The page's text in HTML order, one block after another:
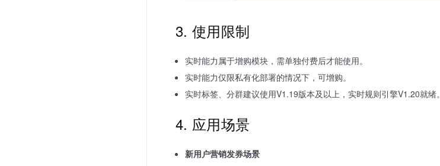
3. 使用限制
实时能力属于增购模块，需单独付费后才能使用。
实时能力仅限私有化部署的情况下，可增购。
实时标签、分群建议使用V1.19版本及以上，实时规则引擎V1.20就绪。
4. 应用场景
新用户营销发券场景